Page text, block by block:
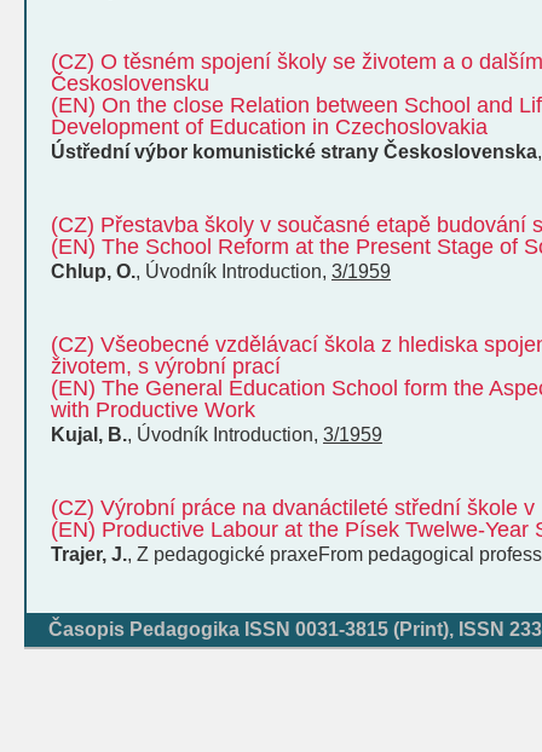
(CZ) O těsném spojení školy se životem a o
Československu
(EN) On the close Relation between School and
Development of Education in Czechoslovakia
Ústřední výbor komunistické strany Československa
(CZ) Přestavba školy v současné etapě budování
(EN) The School Reform at the Present Stage of
Chlup, O., Úvodník Introduction, 3/1959
(CZ) Všeobecné vzdělávací škola z hlediska
životem, s výrobní prací
(EN) The General Education School form the
with Productive Work
Kujal, B., Úvodník Introduction, 3/1959
(CZ) Výrobní práce na dvanáctileté střední škole v
(EN) Productive Labour at the Písek Twelwe-Year
Trajer, J., Z pedagogické praxeFrom pedagogical
Časopis Pedagogika ISSN 0031-3815 (Print), ISSN